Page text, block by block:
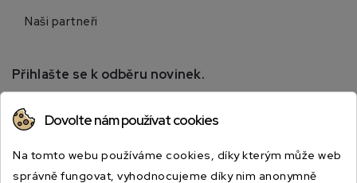
Naši partneři
Přihlašte se k odběru novinek.
speciálních slevách.
Dovolte nám používat cookies
Na tomto webu používáme cookies, díky kterým může web
správně fungovat, vyhodnocujeme díky nim anonymně